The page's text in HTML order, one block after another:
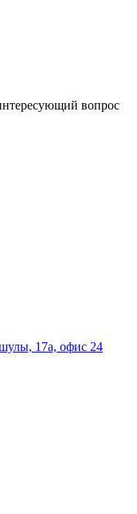
вопрос
17а, офис 24